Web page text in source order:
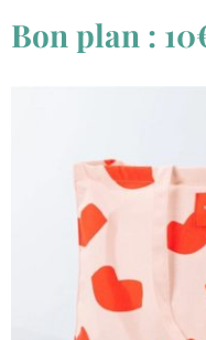
Bon plan :